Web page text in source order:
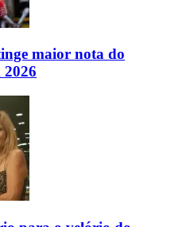
maior nota do
2026